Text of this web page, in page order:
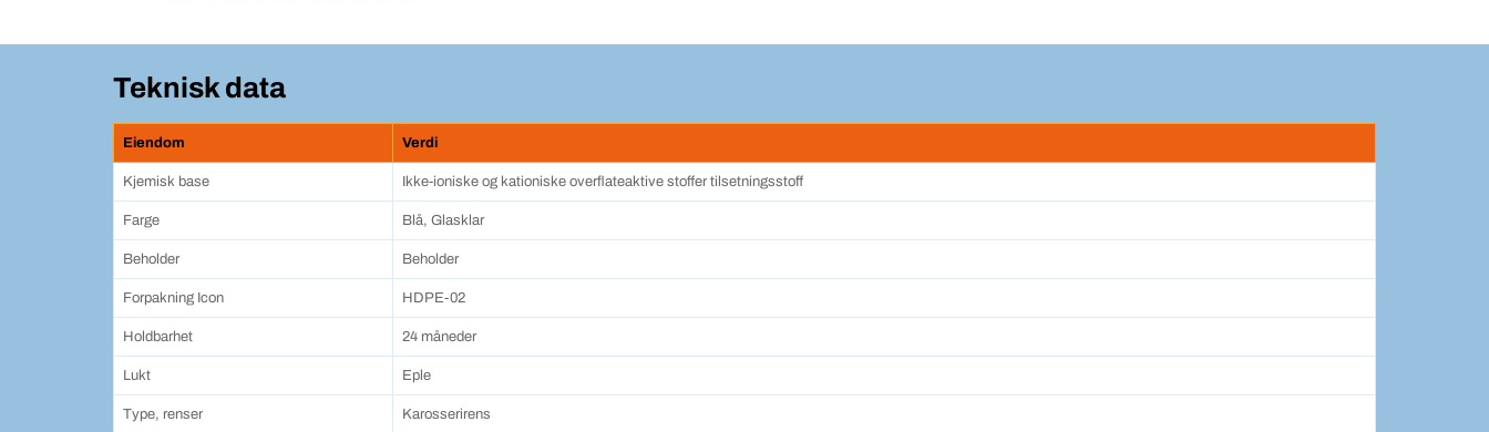
Teknisk data
Eiendom Verdi
Kjemisk base Ikke-ioniske og kationiske overflateaktive stoffer tilsetningsstoff
Farge Blå, Glasklar
Beholder Beholder
Forpakning Icon HDPE-02
Holdbarhet 24 måneder
Lukt Eple
Type, renser Karosserirens